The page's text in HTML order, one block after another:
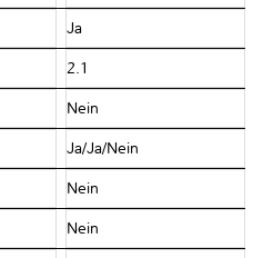
Ja
2.1
Nein
Ja/Ja/Nein
Nein
Nein